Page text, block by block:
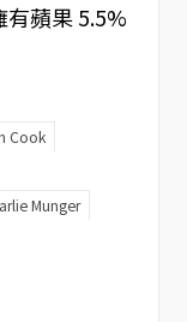
蘋果 5.5%
Cook
Munger